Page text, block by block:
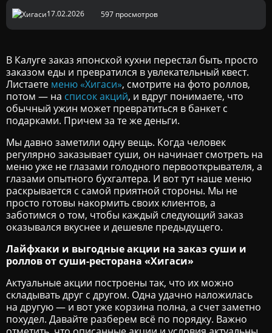
17.02.2026 597 просмотров
В Калуге заказ японской кухни перестал быть просто
заказом еды и превратился в увлекательный квест.
Листаете меню «Хигаси», смотрите на фото роллов,
потом — на список акций, и вдруг понимаете, что
обычный ужин может превратиться в банкет с
подарками. Причем за те же деньги.
Мы давно заметили одну вещь. Когда человек
регулярно заказывает суши, он начинает смотреть на
меню уже не глазами голодного первооткрывателя, а
глазами опытного бухгалтера. И вот тут наше меню
раскрывается с самой приятной стороны. Мы не
просто готовы накормить своих клиентов, а
заботимся о том, чтобы каждый следующий заказ
оказывался вкуснее и дешевле предыдущего.
Лайфхаки и выгодные акции на заказ суши и
роллов от суши-ресторана «Хигаси»
Актуальные акции построены так, что их можно
складывать друг с другом. Одна удачно наложилась
на другую — и вот уже корзина полна, а счет заметно
похудел. Давайте разберем всё по порядку. Важно